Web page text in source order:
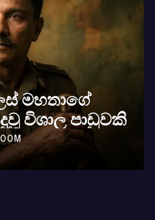
මහතාගේ
විශාල පාඩුවකි